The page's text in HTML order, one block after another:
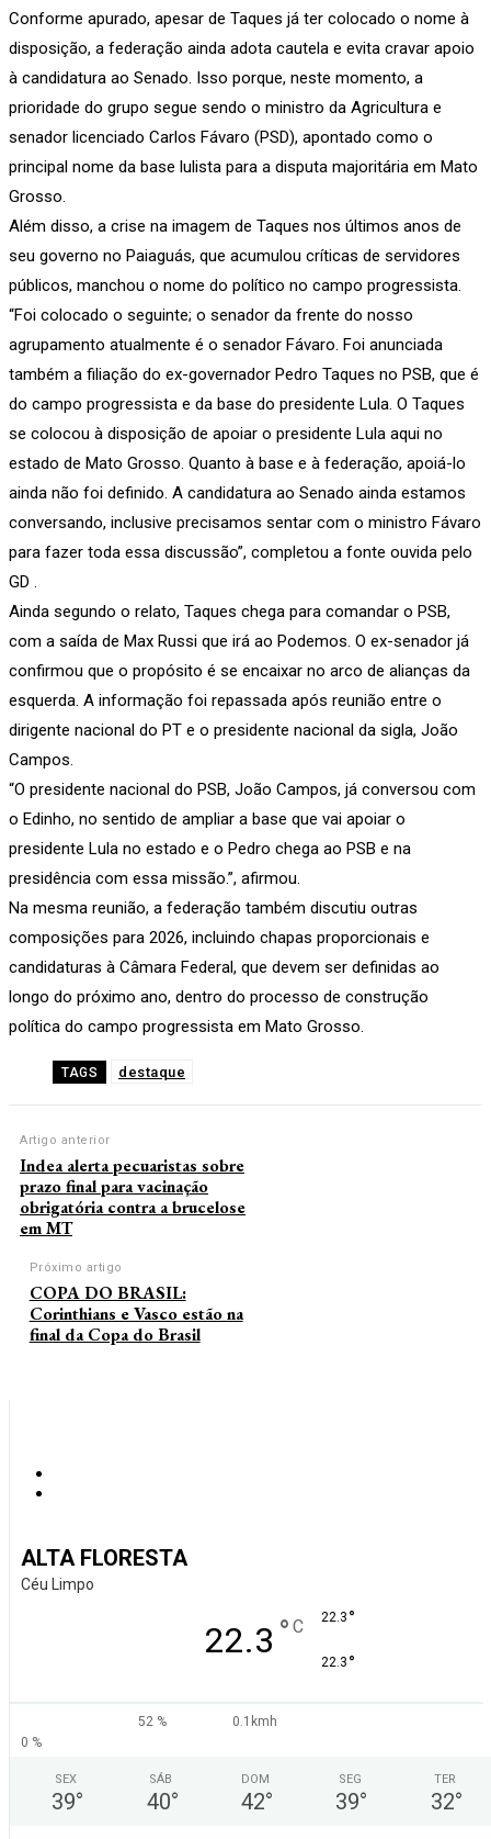
Conforme apurado, apesar de Taques já ter colocado o nome à
disposição, a federação ainda adota cautela e evita cravar apoio
à candidatura ao Senado. Isso porque, neste momento, a
prioridade do grupo segue sendo o ministro da Agricultura e
senador licenciado Carlos Fávaro (PSD), apontado como o
principal nome da base lulista para a disputa majoritária em Mato
Grosso.
Além disso, a crise na imagem de Taques nos últimos anos de
seu governo no Paiaguás, que acumulou críticas de servidores
públicos, manchou o nome do político no campo progressista.
“Foi colocado o seguinte; o senador da frente do nosso
agrupamento atualmente é o senador Fávaro. Foi anunciada
também a filiação do ex-governador Pedro Taques no PSB, que é
do campo progressista e da base do presidente Lula. O Taques
se colocou à disposição de apoiar o presidente Lula aqui no
estado de Mato Grosso. Quanto à base e à federação, apoiá-lo
ainda não foi definido. A candidatura ao Senado ainda estamos
conversando, inclusive precisamos sentar com o ministro Fávaro
para fazer toda essa discussão”, completou a fonte ouvida pelo
GD .
Ainda segundo o relato, Taques chega para comandar o PSB,
com a saída de Max Russi que irá ao Podemos. O ex-senador já
confirmou que o propósito é se encaixar no arco de alianças da
esquerda. A informação foi repassada após reunião entre o
dirigente nacional do PT e o presidente nacional da sigla, João
Campos.
“O presidente nacional do PSB, João Campos, já conversou com
o Edinho, no sentido de ampliar a base que vai apoiar o
presidente Lula no estado e o Pedro chega ao PSB e na
presidência com essa missão.”, afirmou.
Na mesma reunião, a federação também discutiu outras
composições para 2026, incluindo chapas proporcionais e
candidaturas à Câmara Federal, que devem ser definidas ao
longo do próximo ano, dentro do processo de construção
política do campo progressista em Mato Grosso.
TAGS destaque
Artigo anterior
Indea alerta pecuaristas sobre
prazo final para vacinação
obrigatória contra a brucelose
em MT
Próximo artigo
COPA DO BRASIL:
Corinthians e Vasco estão na
final da Copa do Brasil
ALTA FLORESTA
Céu Limpo
22.3 ° C 22.3 °
22.3 °
52 %
0.1kmh
0 %
SEX
39°
SÁB
40°
DOM
42°
SEG
39°
TER
32°